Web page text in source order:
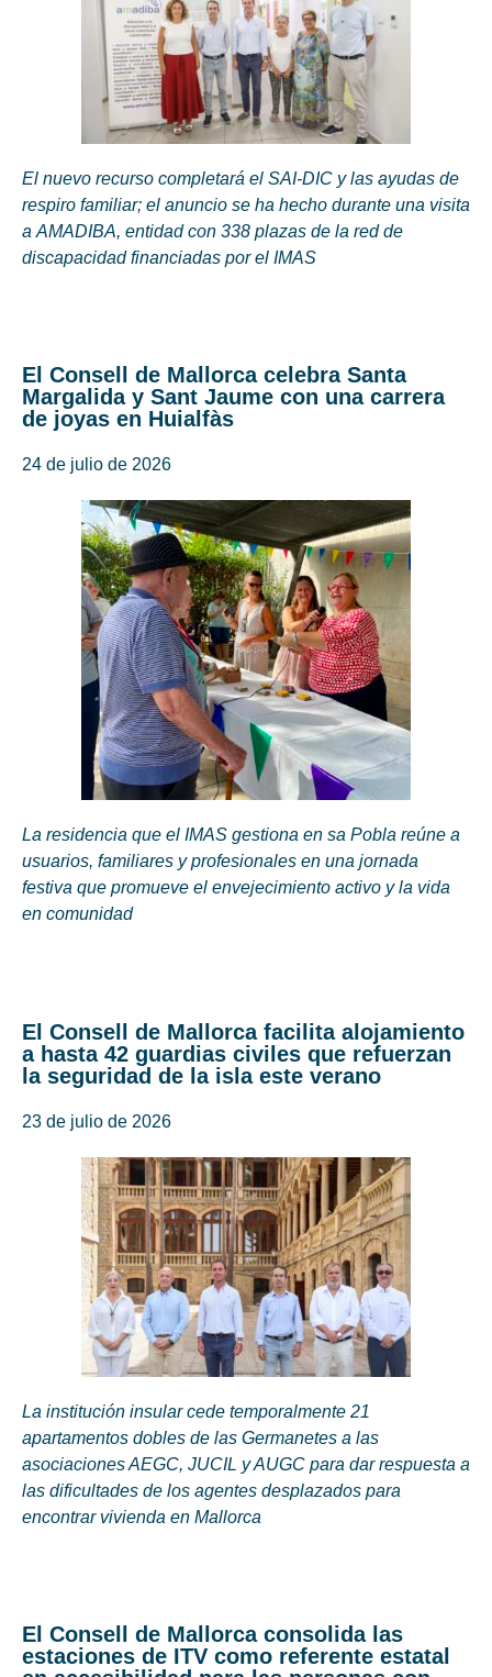
El nuevo recurso completará el SAI-DIC y las ayudas de
respiro familiar; el anuncio se ha hecho durante una visita
a AMADIBA, entidad con 338 plazas de la red de
discapacidad financiadas por el IMAS
El Consell de Mallorca celebra Santa
Margalida y Sant Jaume con una carrera
de joyas en Huialfàs
24 de julio de 2026
La residencia que el IMAS gestiona en sa Pobla reúne a
usuarios, familiares y profesionales en una jornada
festiva que promueve el envejecimiento activo y la vida
en comunidad
El Consell de Mallorca facilita alojamiento
a hasta 42 guardias civiles que refuerzan
la seguridad de la isla este verano
23 de julio de 2026
La institución insular cede temporalmente 21
apartamentos dobles de las Germanetes a las
asociaciones AEGC, JUCIL y AUGC para dar respuesta a
las dificultades de los agentes desplazados para
encontrar vivienda en Mallorca
El Consell de Mallorca consolida las
estaciones de ITV como referente estatal